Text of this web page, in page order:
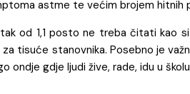
astme te većim brojem hitnih
od 1,1 posto ne treba čitati kao
tisuće stanovnika. Posebno je
ondje gdje ljudi žive, rade, idu u